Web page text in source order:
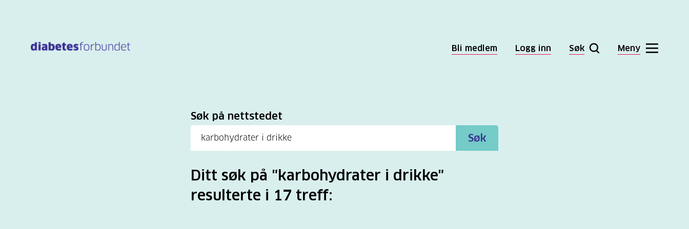
Bli medlem Logg inn Søk Meny
Søk
Søk på nettstedet
Søk
Ditt søk på "karbohydrater i drikke"
resulterte i 17 treff: